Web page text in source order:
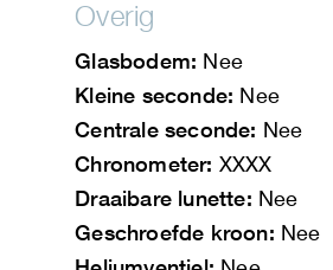
Overig
Glasbodem: Nee
Kleine seconde: Nee
Centrale seconde: Nee
Chronometer: XXXX
Draaibare lunette: Nee
Geschroefde kroon: Nee